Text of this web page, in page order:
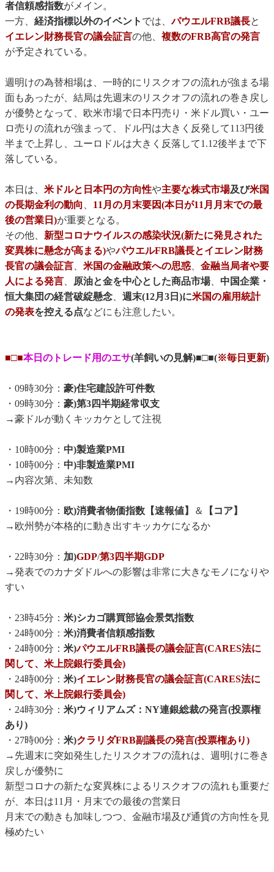
者信頼感指数がメイン。
一方、 経済指標以外のイベント では、パウエルFRB議長と
イエレン財務長官の議会証言の他、 複数のFRB高官の発言
が予定されている。
週明けの為替相場は、一時的にリスクオフの流れが強まる場
面もあったが、結局は先週末のリスクオフの流れの巻き戻し
が優勢となって、欧米市場で日本円売り・米ドル買い・ユー
ロ売りの流れが強まって、ドル円は大きく反発して113円後
半まで上昇し、ユーロドルは大きく反落して1.12後半まで下
落している。
本日は、 米ドルと日本円の方向性や主要な株式市場及び米国
の長期金利の動向 、 11月の月末要因(本日が11月月末での最
後の営業日)が重要となる。
その他、 新型コロナウイルスの感染状況(新たに発見された
変異株に懸念が高まる)やパウエルFRB議長とイエレン財務
長官の議会証言、 米国の金融政策への思惑、 金融当局者や要
人による発言、 原油と金を中心とした商品市場、 中国企業・
恒大集団の経営破綻懸念、 週末(12月3日)に米国の雇用統計
の発表を控える点などにも注意したい。
■□■本日のトレード用のエサ(羊飼いの見解)■□■(※毎日更新)
・09時30分： 豪)住宅建設許可件数
・09時30分： 豪)第3四半期経常収支
→豪ドルが動くキッカケとして注視
・10時00分： 中)製造業PMI
・10時00分： 中)非製造業PMI
→内容次第、未知数
・19時00分： 欧)消費者物価指数【速報値】 ＆
【コア】
→欧州勢が本格的に動き出すキッカケになるか
・22時30分： 加)GDP/第3四半期GDP
→発表でのカナダドルへの影響は非常に大きなモノになりや
すい
・23時45分： 米)シカゴ購買部協会景気指数
・24時00分： 米)消費者信頼感指数
・24時00分： 米)パウエルFRB議長の議会証言(CARES法に
関して、米上院銀行委員会)
・24時00分： 米)イエレン財務長官の議会証言(CARES法に
関して、米上院銀行委員会)
・24時30分： 米)ウィリアムズ：NY連銀総裁の発言(投票権
あり)
・27時00分： 米)クラリダFRB副議長の発言(投票権あり)
→先週末に突如発生したリスクオフの流れは、週明けに巻き
戻しが優勢に
新型コロナの新たな変異株によるリスクオフの流れも重要だ
が、本日は11月・月末での最後の営業日
月末での動きも加味しつつ、金融市場及び通貨の方向性を見
極めたい